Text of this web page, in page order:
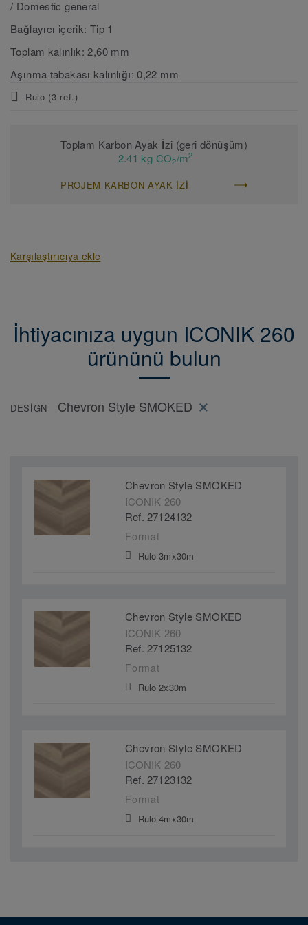
/ Domestic general
Bağlayıcı içerik: Tip 1
Toplam kalınlık:2,60 mm
Aşınma tabakası kalınlığı:0,22 mm
Rulo (3 ref.)
Toplam Karbon Ayak İzi (geri dönüşüm)
2.41 kg CO2/m2
PROJEM KARBON AYAK IZI
Karşılaştırıcıya ekle
İhtiyacınıza uygun ICONIK 260
ürününü bulun
DESIGN Chevron Style SMOKED
Chevron Style SMOKED
ICONIK 260
Ref. 27124132
Format
Rulo 3mx30m
Chevron Style SMOKED
ICONIK 260
Ref. 27125132
Format
Rulo 2x30m
Chevron Style SMOKED
ICONIK 260
Ref. 27123132
Format
Rulo 4mx30m